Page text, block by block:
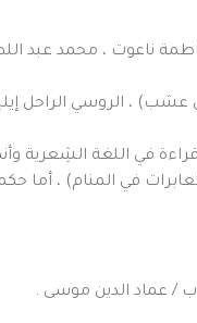
ناعوت ، محمد عبد
، الروسي الراحل
في اللغة الشِعرية
في المنام) ، أما
/ عماد الدين موسى .